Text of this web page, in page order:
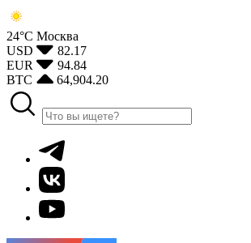
24°С Москва
USD
82.17
EUR
94.84
BTC
64,904.20